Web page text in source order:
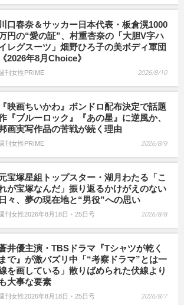
川口春奈＆サッカー日本代表・板倉滉1000
円の“愛の証”、村重杏奈の「大胆V字ハ
レグスーツ」畑野ひろ子の美ボディ軍団
《2026年8月Choice》
刊女性PRIME 2026/8/10
『映画ちいかわ』ボンドロ配布決定で話題
『ブルーロック』『あの星』に逆風か、
画実写作品の苦戦が続く理由
刊女性PRIME 2026/8/9
宝塚星組トップスター・湖月わたる「こ
が宝塚なんだ」振り返るかけがえのない
日々、夢の現在地と“男役”への思い
刊女性2026年8月18日・25日号 2026/8/8
井優主演・TBSドラマ『Tシャツが乾く
まで』が激バズリ中「“考察ドラマ”とは一
を画している」散りばめられた伏線より
も大事な要素
刊女性2026年8月18日・25日号 2026/8/7